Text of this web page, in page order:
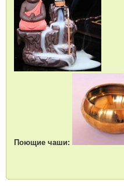
Поющие чаши: